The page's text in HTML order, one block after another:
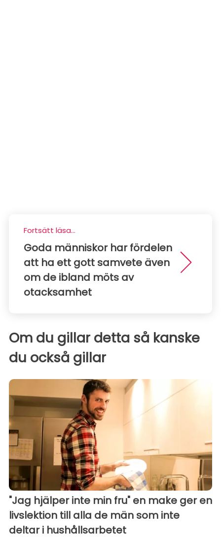
Fortsätt läsa...
Goda människor har fördelen
att ha ett gott samvete även
om de ibland möts av
otacksamhet
Om du gillar detta så kanske
du också gillar
"Jag hjälper inte min fru" en make ger en
livslektion till alla de män som inte
deltar i hushållsarbetet